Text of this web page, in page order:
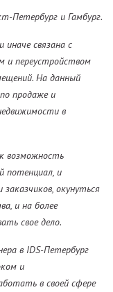
Петербург и Гамбург.
связана с
и переустройством
На данный
продаже и
в
возможность
потенциал, и
окунуться
и на более
свое дело.
в IDS-Петербург
и
в своей сфере